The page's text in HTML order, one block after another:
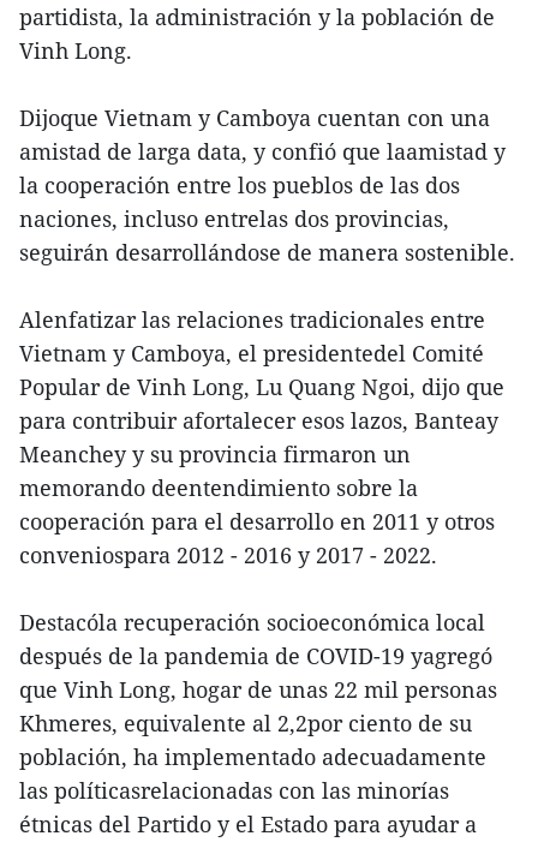
partidista, la administración y la población de
Vinh Long.
Dijoque Vietnam y Camboya cuentan con una
amistad de larga data, y confió que laamistad y
la cooperación entre los pueblos de las dos
naciones, incluso entrelas dos provincias,
seguirán desarrollándose de manera sostenible.
Alenfatizar las relaciones tradicionales entre
Vietnam y Camboya, el presidentedel Comité
Popular de Vinh Long, Lu Quang Ngoi, dijo que
para contribuir afortalecer esos lazos, Banteay
Meanchey y su provincia firmaron un
memorando deentendimiento sobre la
cooperación para el desarrollo en 2011 y otros
conveniospara 2012 - 2016 y 2017 - 2022.
Destacóla recuperación socioeconómica local
después de la pandemia de COVID-19 yagregó
que Vinh Long, hogar de unas 22 mil personas
Khmeres, equivalente al 2,2por ciento de su
población, ha implementado adecuadamente
las políticasrelacionadas con las minorías
étnicas del Partido y el Estado para ayudar a